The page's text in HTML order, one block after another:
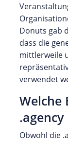
Donuts gab
dass die
mittlerweile
verwendet
Welche
Obwohl die